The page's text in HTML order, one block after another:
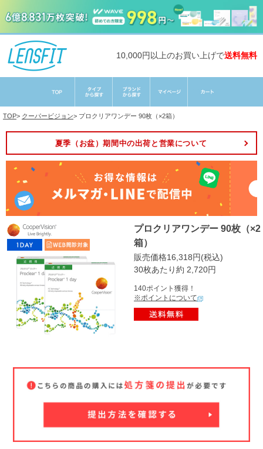
10,000円以上のお買い上げで送料無料
TOP> クーパービジョン> プロクリアワンデー 90枚（×2箱）
夏季（お盆）期間中の出荷と営業について
プロクリアワンデー 90枚（×2
箱）
販売価格16,318円(税込)
30枚あたり約 2,720円
140ポイント獲得！
※ポイントについて